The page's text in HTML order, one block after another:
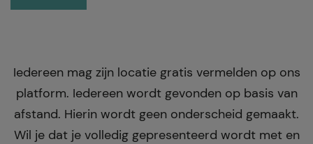
Iedereen mag zijn locatie gratis vermelden op ons
platform. Iedereen wordt gevonden op basis van
afstand. Hierin wordt geen onderscheid gemaakt.
Wil je dat je volledig gepresenteerd wordt met en